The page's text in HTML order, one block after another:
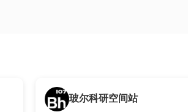
玻尔科研空间站